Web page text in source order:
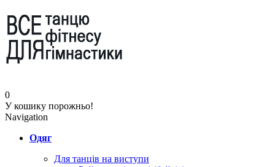
0
У кошику порожньо!
Navigation
Одяг
Для танців на виступи